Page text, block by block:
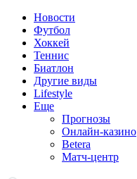
Новости
Футбол
Хоккей
Теннис
Биатлон
Другие виды
Lifestyle
Еще
Прогнозы
Онлайн-казино
Betera
Матч-центр